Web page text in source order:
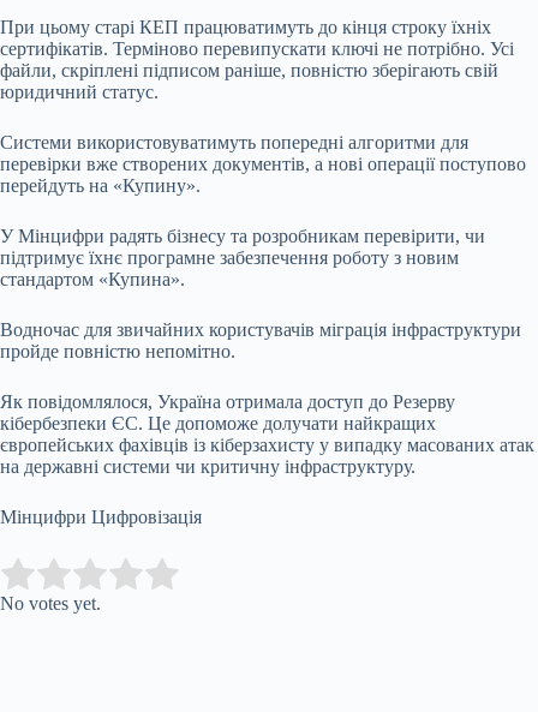
При цьому старі КЕП працюватимуть до кінця строку їхніх
сертифікатів. Терміново перевипускати ключі не потрібно. Усі
файли, скріплені підписом раніше, повністю зберігають свій
юридичний статус.
Системи використовуватимуть попередні алгоритми для
перевірки вже створених документів, а нові операції поступово
перейдуть на «Купину».
У Мінцифри радять бізнесу та розробникам перевірити, чи
підтримує їхнє програмне забезпечення роботу з новим
стандартом «Купина».
Водночас для звичайних користувачів міграція інфраструктури
пройде повністю непомітно.
Як повідомлялося, Україна отримала доступ до Резерву
кібербезпеки ЄС. Це допоможе долучати найкращих
європейських фахівців із кіберзахисту у випадку масованих атак
на державні системи чи критичну інфраструктуру.
Мінцифри Цифровізація
Rate this item:
No votes yet.